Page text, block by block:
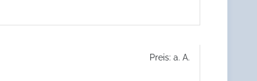
Preis: a. A.